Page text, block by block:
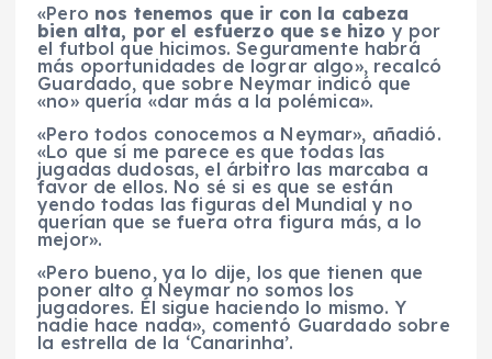
«Pero nos tenemos que ir con la cabeza
bien alta, por el esfuerzo que se hizo y por
el futbol que hicimos. Seguramente habrá
más oportunidades de lograr algo», recalcó
Guardado, que sobre Neymar indicó que
«no» quería «dar más a la polémica».
«Pero todos conocemos a Neymar», añadió.
«Lo que sí me parece es que todas las
jugadas dudosas, el árbitro las marcaba a
favor de ellos. No sé si es que se están
yendo todas las figuras del Mundial y no
querían que se fuera otra figura más, a lo
mejor».
«Pero bueno, ya lo dije, los que tienen que
poner alto a Neymar no somos los
jugadores. Él sigue haciendo lo mismo. Y
nadie hace nada», comentó Guardado sobre
la estrella de la ‘Canarinha’.